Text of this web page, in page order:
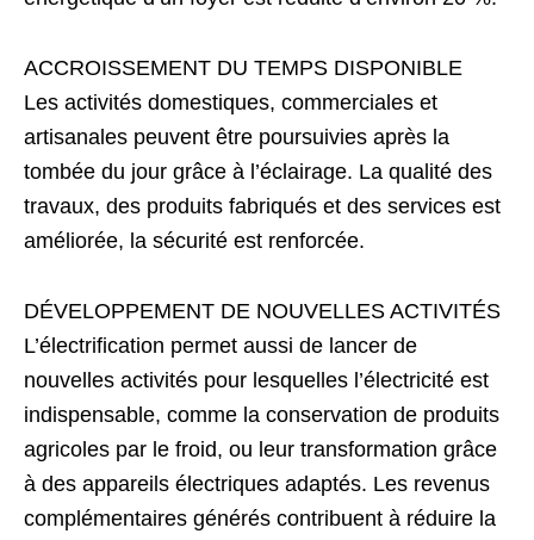
ACCROISSEMENT DU TEMPS DISPONIBLE
Les activités domestiques, commerciales et
artisanales peuvent être poursuivies après la
tombée du jour grâce à l’éclairage. La qualité des
travaux, des produits fabriqués et des services est
améliorée, la sécurité est renforcée.
DÉVELOPPEMENT DE NOUVELLES ACTIVITÉS
L’électrification permet aussi de lancer de
nouvelles activités pour lesquelles l’électricité est
indispensable, comme la conservation de produits
agricoles par le froid, ou leur transformation grâce
à des appareils électriques adaptés. Les revenus
complémentaires générés contribuent à réduire la